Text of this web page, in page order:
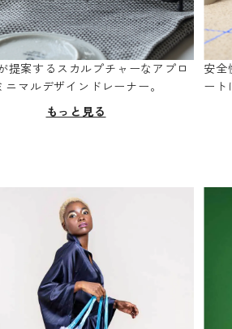
提案するスカルプチャーなアプロ
ニマルデザインドレーナー。
もっと見る
安全
ート